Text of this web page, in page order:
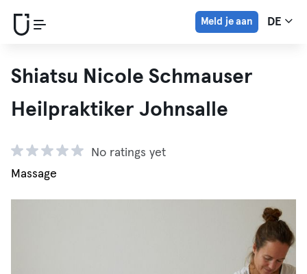
Meld je aan DE
Shiatsu Nicole Schmauser
Heilpraktiker Johnsalle
No ratings yet
Massage